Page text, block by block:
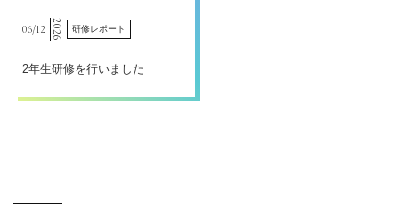
06/12 2026 研修レポート
2年生研修を行いました